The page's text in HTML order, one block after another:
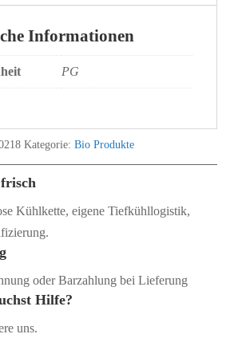
Informationen
PG
Kategorie: Bio Produkte
Kühlkette, eigene Tiefkühllogistik,
oder Barzahlung bei Lieferung
Hilfe?
uns.